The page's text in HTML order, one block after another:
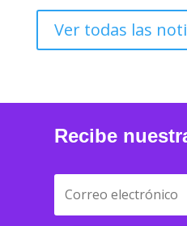
Ver todas las
Recibe